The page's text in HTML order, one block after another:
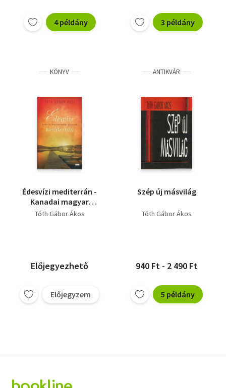
4 példány 3 példány
KÖNYV
Édesvízi mediterrán -
Kanadai magyar
menni Balaton... - A
Tóth Gábor Ákos
Előjegyezhető
Előjegyzem
ANTIKVÁR
Szép új másvilág
Tóth Gábor Ákos
940 Ft - 2 490 Ft
5 példány